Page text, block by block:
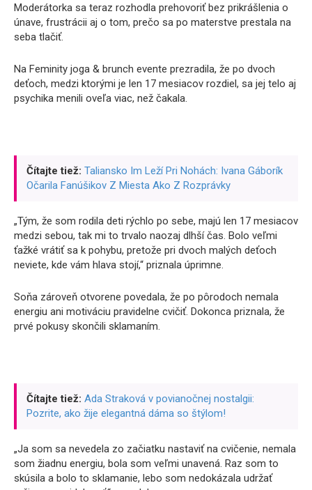
Moderátorka sa teraz rozhodla prehovoriť bez prikrášlenia o
únave, frustrácii aj o tom, prečo sa po materstve prestala na
seba tlačiť.
Na Feminity joga & brunch evente prezradila, že po dvoch
deťoch, medzi ktorými je len 17 mesiacov rozdiel, sa jej telo aj
psychika menili oveľa viac, než čakala.
Čítajte tiež: Taliansko Im Leží Pri Nohách: Ivana Gáborík
Očarila Fanúšikov Z Miesta Ako Z Rozprávky
„Tým, že som rodila deti rýchlo po sebe, majú len 17 mesiacov
medzi sebou, tak mi to trvalo naozaj dlhší čas. Bolo veľmi
ťažké vrátiť sa k pohybu, pretože pri dvoch malých deťoch
neviete, kde vám hlava stojí,“ priznala úprimne.
Soňa zároveň otvorene povedala, že po pôrodoch nemala
energiu ani motiváciu pravidelne cvičiť. Dokonca priznala, že
prvé pokusy skončili sklamaním.
Čítajte tiež: Ada Straková v povianočnej nostalgii:
Pozrite, ako žije elegantná dáma so štýlom!
„Ja som sa nevedela zo začiatku nastaviť na cvičenie, nemala
som žiadnu energiu, bola som veľmi unavená. Raz som to
skúsila a bolo to sklamanie, lebo som nedokázala udržať